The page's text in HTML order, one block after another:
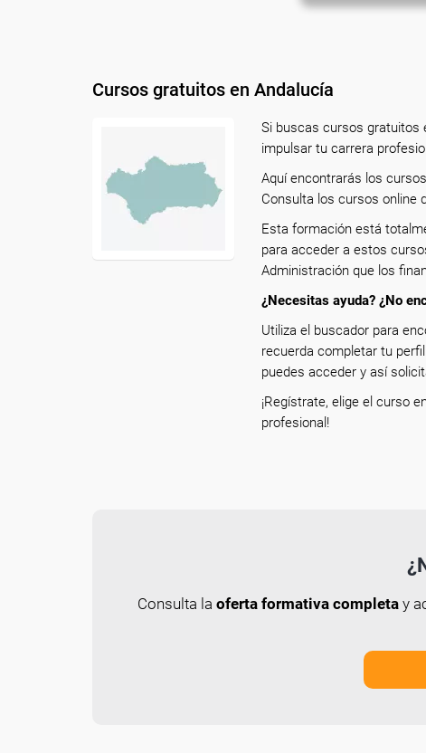
Cursos gratuitos en Andalucía
Si buscas cursos gratuitos
impulsar tu carrera
Aquí encontrarás los
Consulta los cursos online
Esta formación está
para acceder a estos
Administración que los
¿Necesitas ayuda? ¿No
Utiliza el buscador para
recuerda completar tu
puedes acceder y así
¡Regístrate, elige el curso
profesional!
Consulta la oferta formativa completay